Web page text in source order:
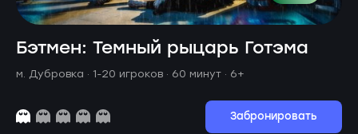
Бэтмен: Темный рыцарь Готэма
м. Дубровка · 1-20 игроков · 60 минут · 6+
Забронировать